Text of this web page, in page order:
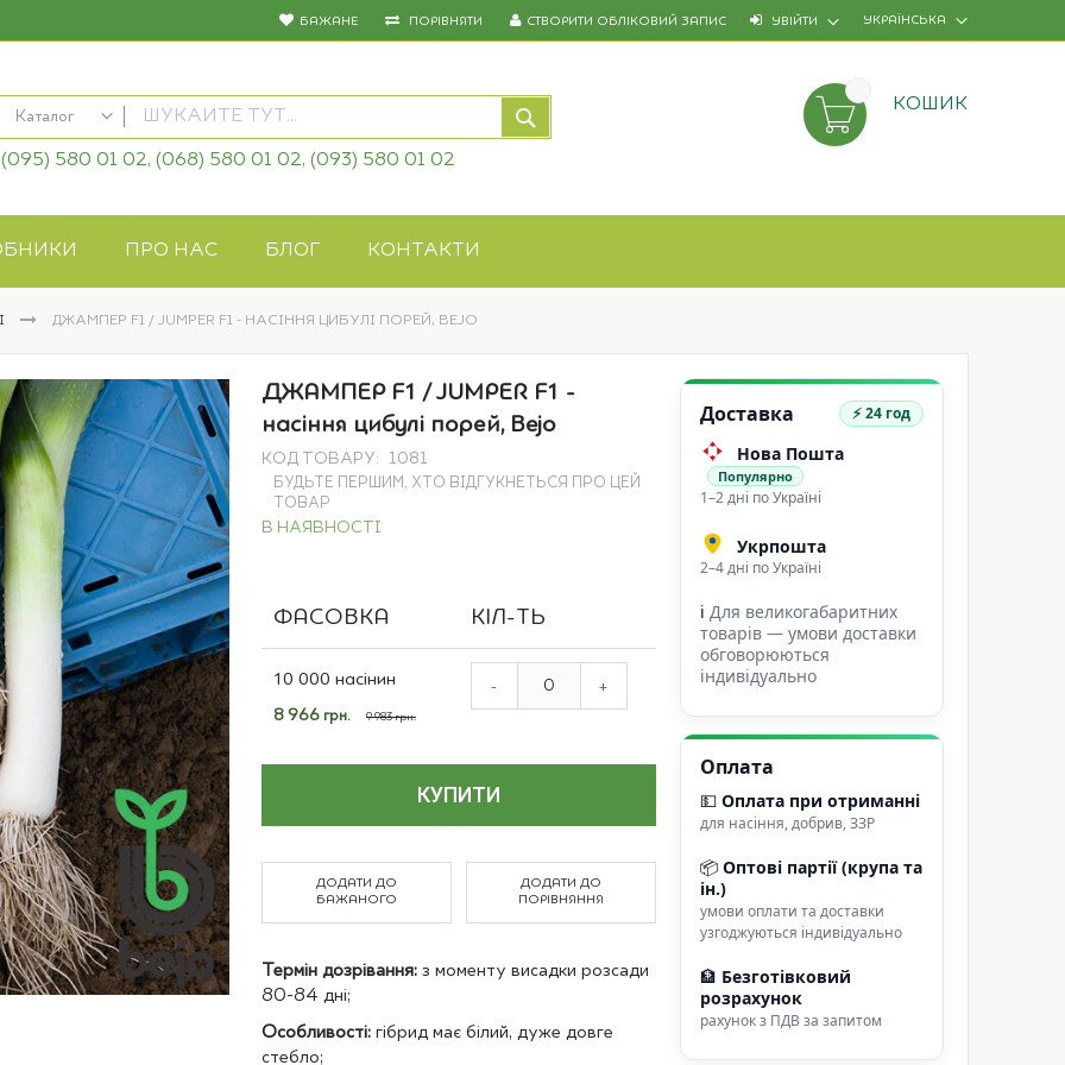
УКРАЇНСЬКА
БАЖАНЕ ПОРІВНЯТИ УВІЙТИ
СТВОРИТИ ОБЛІКОВИЙ ЗАПИС
Каталог
КАТАЛОГ
Системи поливу
Укривні матеріали
Товари для дому
Крупи оптом
Польові культури
(095) 580 01 02, (068) 580 01 02, (093) 580 01 02
КОШИК
ПРО НАС БЛОГ КОНТАКТИ
ДЖАМПЕР F1 / JUMPER F1 - НАСІННЯ ЦИБУЛІ ПОРЕЙ, BEJO
ДЖАМПЕР F1 / JUMPER F1 -
насіння цибулі порей, Bejo
КОД ТОВАРУ 1081
БУДЬТЕ ПЕРШИМ, ХТО ВІДГУКНЕТЬСЯ ПРО ЦЕЙ
ТОВАР
В НАЯВНОСТІ
product
ФАСОВКА КІЛ-ТЬ
10 000 насінин
Спеціальна
8 966 грн. 9 983 грн.
- +
КУПИТИ
ДОДАТИ ДО
БАЖАНОГО
ДОДАТИ ДО
ПОРІВНЯННЯ
Термін дозрівання:з моменту висадки розсади
80-84 дні;
Особливості:гібрид має білий, дуже довге
стебло;
Доставка ⚡ 24 год
Нова Пошта
Популярно
1–2 дні по Україні
Укрпошта
2–4 дні по Україні
ℹДля великогабаритних
товарів — умови доставки
обговорюються
індивідуально
Оплата
💵Оплата при отриманні
для насіння, добрив, ЗЗР
📦Оптові партії (крупа та
ін.)
умови оплати та доставки
узгоджуються індивідуально
🏦 Безготівковий
розрахунок
рахунок з ПДВ за запитом